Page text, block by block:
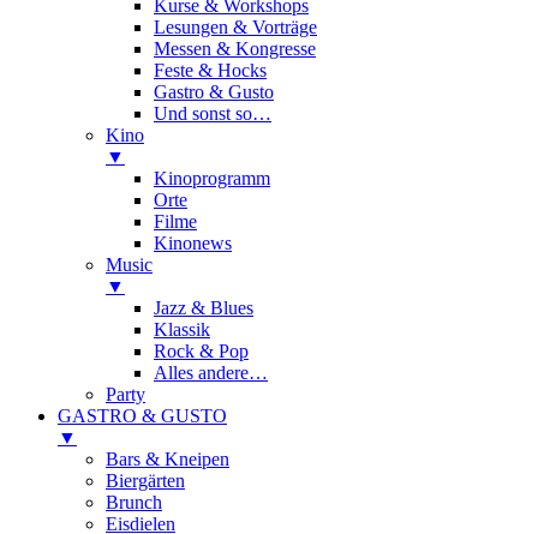
Kurse & Workshops
Lesungen & Vorträge
Messen & Kongresse
Feste & Hocks
Gastro & Gusto
Und sonst so…
Kino
▼
Kinoprogramm
Orte
Filme
Kinonews
Music
▼
Jazz & Blues
Klassik
Rock & Pop
Alles andere…
Party
GASTRO & GUSTO
▼
Bars & Kneipen
Biergärten
Brunch
Eisdielen